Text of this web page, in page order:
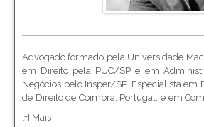
Advogado formado pela Universidade
em Direito pela PUC/SP e em
Negócios pelo Insper/SP. Especialista em
de Direito de Coimbra, Portugal, e em
Society of Corporate Compliance &
[+] Mais